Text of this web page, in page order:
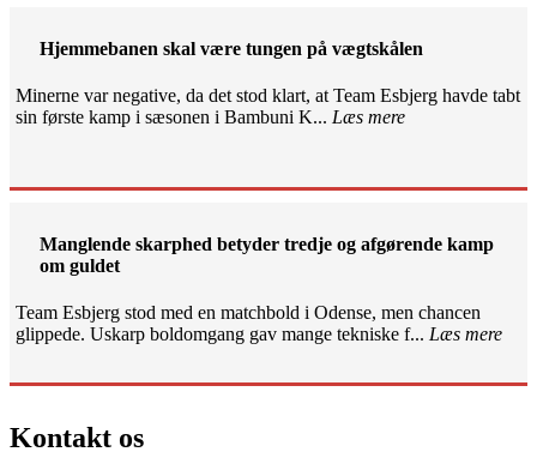
Hjemmebanen skal være tungen på vægtskålen
Minerne var negative, da det stod klart, at Team Esbjerg havde tabt
sin første kamp i sæsonen i Bambuni K... Læs mere
Manglende skarphed betyder tredje og afgørende kamp
om guldet
Team Esbjerg stod med en matchbold i Odense, men chancen
glippede. Uskarp boldomgang gav mange tekniske f... Læs mere
Kontakt os